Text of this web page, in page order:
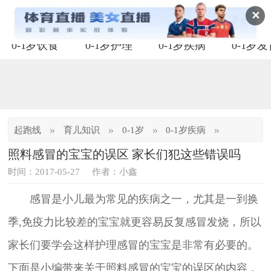
✕
0-1岁饮食 0-1岁护理 0-1岁疾病 0-1岁发
起跑线 » 育儿知识 » 0-1岁 » 0-1岁疾病 »
照料感冒的宝宝的误区 家长们犯这些错误吗
时间：2017-05-27 作者：小鑫
感冒是小儿最为常见的疾病之一，尤其是一到换
季,免疫力比较差的宝宝就更容易反复感冒发烧，所以
家长们要学会这样护理感冒的宝宝是非常有必要的。
下面是小编带来关于照料感冒的宝宝的误区的内容，